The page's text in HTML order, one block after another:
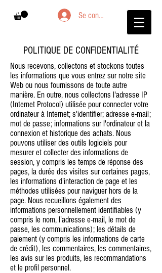
Se connecter
POLITIQUE DE CONFIDENTIALITÉ
Nous recevons, collectons et stockons toutes
les informations que vous entrez sur notre site
Web ou nous fournissons de toute autre
manière. En outre, nous collectons l'adresse IP
(Internet Protocol) utilisée pour connecter votre
ordinateur à Internet; s'identifier; adresse e-mail;
mot de passe; informations sur l'ordinateur et la
connexion et historique des achats. Nous
pouvons utiliser des outils logiciels pour
mesurer et collecter des informations de
session, y compris les temps de réponse des
pages, la durée des visites sur certaines pages,
les informations d'interaction de page et les
méthodes utilisées pour naviguer hors de la
page. Nous recueillons également des
informations personnellement identifiables (y
compris le nom, l'adresse e-mail, le mot de
passe, les communications); les détails de
paiement (y compris les informations de carte
de crédit), les commentaires, les commentaires,
les avis sur les produits, les recommandations
et le profil personnel.